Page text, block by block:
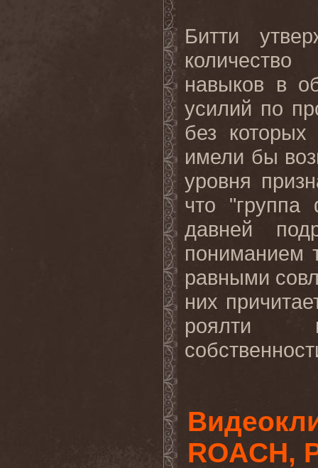
Битти
навыков в
усилий по
без
имели бы
уровня
что "группа
давней
пониманием
равными
них
роялти
ROACH,